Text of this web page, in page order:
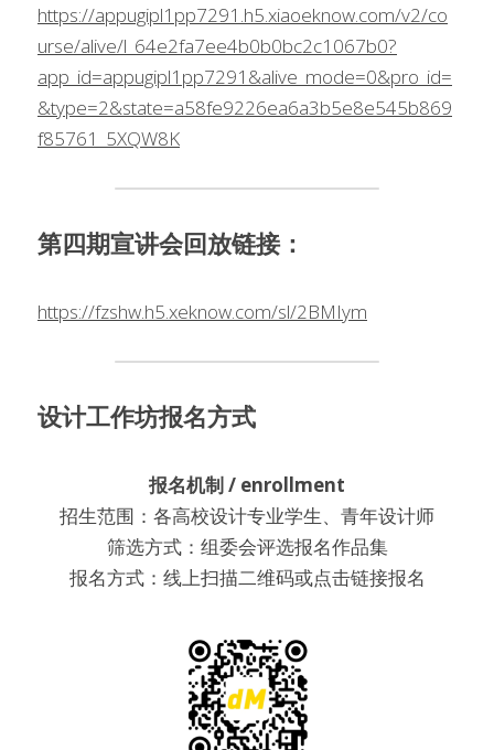
https://appugipl1pp7291.h5.xiaoeknow.com/v2/co
urse/alive/l_64e2fa7ee4b0b0bc2c1067b0?
app_id=appugipl1pp7291&alive_mode=0&pro_id=
&type=2&state=a58fe9226ea6a3b5e8e545b869
f85761_5XQW8K
第四期宣讲会回放链接：
https://fzshw.h5.xeknow.com/sl/2BMIym
设计工作坊报名方式
报名机制 / enrollment
招生范围：各高校设计专业学生、青年设计师
筛选方式：组委会评选报名作品集
报名方式：线上扫描二维码或点击链接报名